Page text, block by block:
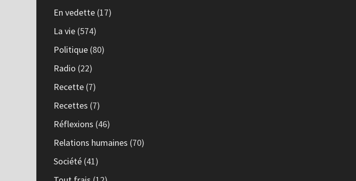
En vedette (17)
La vie (574)
Politique (80)
Radio (22)
Recette (7)
Recettes (7)
Réflexions (46)
Relations humaines (70)
Société (41)